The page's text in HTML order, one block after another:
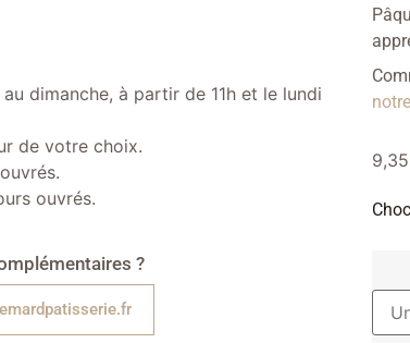
dimanche, à partir de 11h et le lundi
de votre choix.
ouvrés.
?
9,35